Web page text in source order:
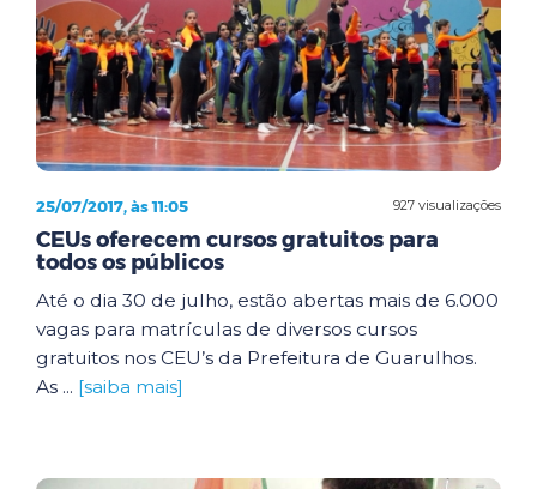
927 visualizações
25/07/2017, às 11:05
CEUs oferecem cursos gratuitos para
todos os públicos
Até o dia 30 de julho, estão abertas mais de 6.000
vagas para matrículas de diversos cursos
gratuitos nos CEU’s da Prefeitura de Guarulhos.
As ... [saiba mais]